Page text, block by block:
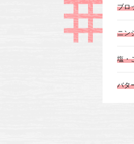
ブロ
ニン
塩・
バタ